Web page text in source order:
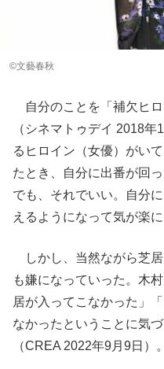
©文藝春秋
自分のことを「補欠ヒ
（シネマトゥデイ 2018
るヒロイン（女優）がい
たとき、自分に出番が回
でも、それでいい。自分
えるようになって気が楽に
しかし、当然ながら芝
も嫌になっていった。木
居が入ってこなかった」
なかったということに気
（CREA 2022年9月9日）。